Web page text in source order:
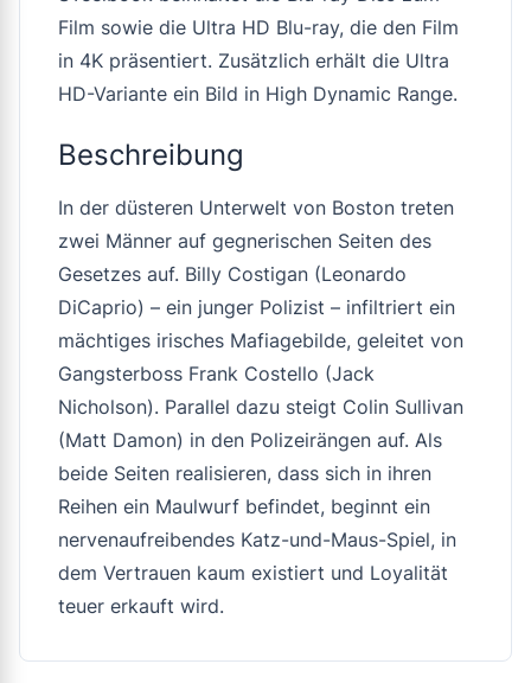
Film sowie die Ultra HD Blu-ray, die den Film
in 4K präsentiert. Zusätzlich erhält die Ultra
HD-Variante ein Bild in High Dynamic Range.
Beschreibung
In der düsteren Unterwelt von Boston treten
zwei Männer auf gegnerischen Seiten des
Gesetzes auf. Billy Costigan (Leonardo
DiCaprio) – ein junger Polizist – infiltriert ein
mächtiges irisches Mafiagebilde, geleitet von
Gangsterboss Frank Costello (Jack
Nicholson). Parallel dazu steigt Colin Sullivan
(Matt Damon) in den Polizeirängen auf. Als
beide Seiten realisieren, dass sich in ihren
Reihen ein Maulwurf befindet, beginnt ein
nervenaufreibendes Katz-und-Maus-Spiel, in
dem Vertrauen kaum existiert und Loyalität
teuer erkauft wird.